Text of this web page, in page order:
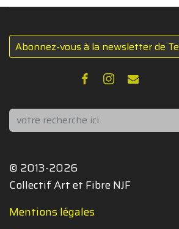
Abonnez-vous à la newsletter de
Rechercher
© 2013-2026
Collectif Art et Fibre NJF
Mentions légales